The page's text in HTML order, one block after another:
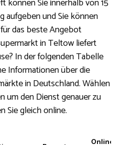
können Sie innerhalb von 15
aufgeben und Sie können
das beste Angebot
in Teltow liefert
In der folgenden Tabelle
Informationen über die
in Deutschland. Wählen
um den Dienst genauer zu
Sie gleich online.
Online